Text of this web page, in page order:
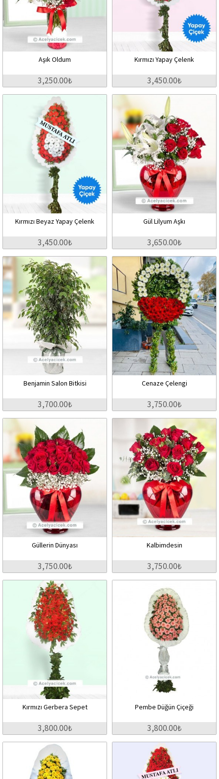
Aşık Oldum
3,250.00₺
Kırmızı Yapay Çelenk
3,450.00₺
Kırmızı Beyaz Yapay Çelenk
3,450.00₺
Gül Lilyum Aşkı
3,650.00₺
Benjamin Salon Bitkisi
3,700.00₺
Cenaze Çelengi
3,750.00₺
Güllerin Dünyası
3,750.00₺
Kalbimdesin
3,750.00₺
Kırmızı Gerbera Sepet
3,800.00₺
Pembe Düğün Çiçeği
3,800.00₺